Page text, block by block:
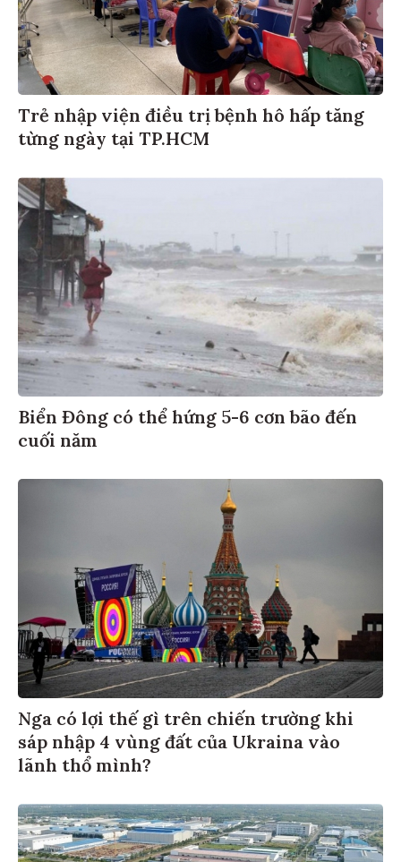
Trẻ nhập viện điều trị bệnh hô hấp tăng
từng ngày tại TP.HCM
Biển Đông có thể hứng 5-6 cơn bão đến
cuối năm
Nga có lợi thế gì trên chiến trường khi
sáp nhập 4 vùng đất của Ukraina vào
lãnh thổ mình?